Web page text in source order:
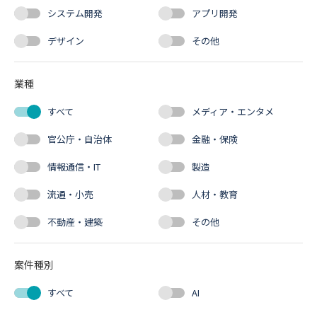
システム開発 アプリ開発
デザイン その他
業種
すべて メディア・エンタメ
官公庁・自治体 金融・保険
情報通信・IT 製造
流通・小売 人材・教育
不動産・建築 その他
案件種別
すべて AI